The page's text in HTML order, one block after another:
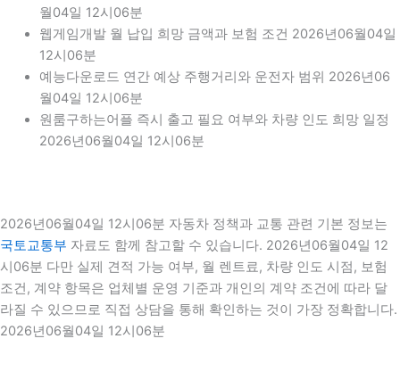
월04일 12시06분
웹게임개발 월 납입 희망 금액과 보험 조건 2026년06월04일
12시06분
예능다운로드 연간 예상 주행거리와 운전자 범위 2026년06
월04일 12시06분
원룸구하는어플 즉시 출고 필요 여부와 차량 인도 희망 일정
2026년06월04일 12시06분
2026년06월04일 12시06분 자동차 정책과 교통 관련 기본 정보는
국토교통부 자료도 함께 참고할 수 있습니다. 2026년06월04일 12
시06분 다만 실제 견적 가능 여부, 월 렌트료, 차량 인도 시점, 보험
조건, 계약 항목은 업체별 운영 기준과 개인의 계약 조건에 따라 달
라질 수 있으므로 직접 상담을 통해 확인하는 것이 가장 정확합니다.
2026년06월04일 12시06분